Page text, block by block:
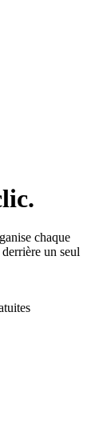
chaque
un seul